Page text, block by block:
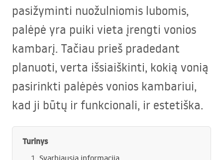
pasižyminti nuožulniomis lubomis,
palėpė yra puiki vieta įrengti vonios
kambarį. Tačiau prieš pradedant
planuoti, verta išsiaiškinti, kokią vonią
pasirinkti palėpės vonios kambariui,
kad ji būtų ir funkcionali, ir estetiška.
Turinys